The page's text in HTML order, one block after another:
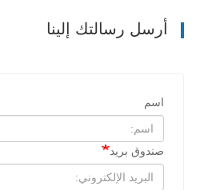
أرسل رسالتك إلينا
اسم
صندوق بريد